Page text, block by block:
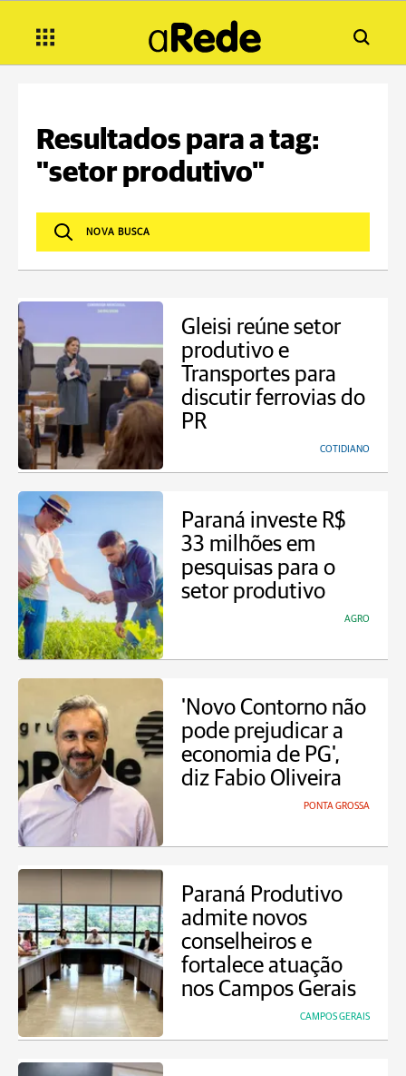
Resultados para a tag:
"setor produtivo"
Gleisi reúne setor
produtivo e
Transportes para
discutir ferrovias do
PR
COTIDIANO
Paraná investe R$
33 milhões em
pesquisas para o
setor produtivo
AGRO
'Novo Contorno não
pode prejudicar a
economia de PG',
diz Fabio Oliveira
PONTA GROSSA
Paraná Produtivo
admite novos
conselheiros e
fortalece atuação
nos Campos Gerais
CAMPOS GERAIS